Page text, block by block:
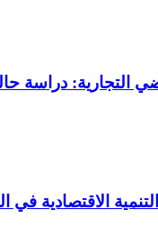
التجارية: دراسة
الاقتصادية في